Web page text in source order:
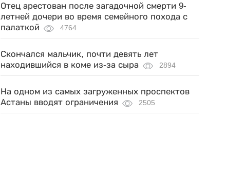
Отец арестован после загадочной смерти 9-
летней дочери во время семейного похода с
палаткой
4764
Скончался мальчик, почти девять лет
находившийся в коме из-за сыра
2894
На одном из самых загруженных проспектов
Астаны вводят ограничения
2505